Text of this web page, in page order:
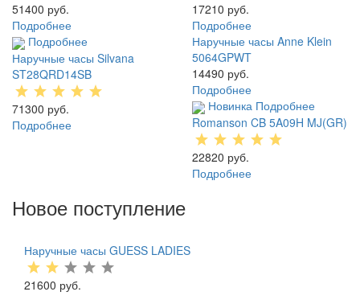
51400 руб.
Подробнее
17210 руб.
Подробнее
Подробнее
Наручные часы Silvana
ST28QRD14SB
71300 руб.
Подробнее
Наручные часы Anne Klein
5064GPWT
14490 руб.
Подробнее
Новинка Подробнее
Romanson CB 5A09H MJ(GR)
22820 руб.
Подробнее
Новое поступление
Наручные часы GUESS LADIES
21600 руб.